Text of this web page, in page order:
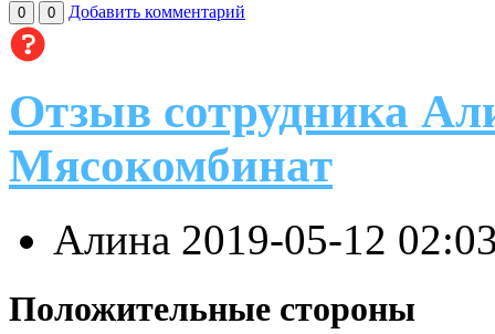
0 0 Добавить комментарий
Отзыв сотрудника
Мясокомбинат
Алина 2019-05-12
Положительные стороны